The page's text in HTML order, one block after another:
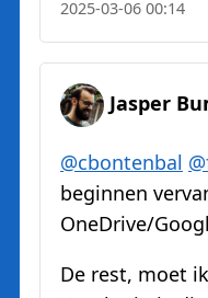
2025-03-06 00:14
Jasper
@cbontenbal @
beginnen
OneDrive/
De rest, moet